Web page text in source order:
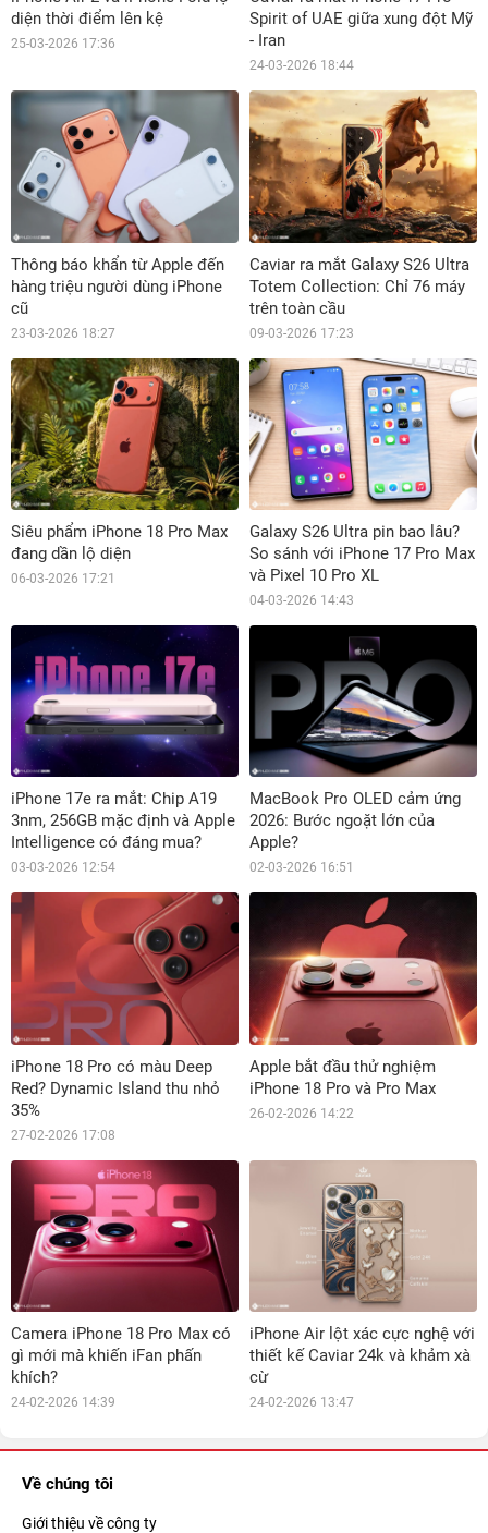
diện thời điểm lên kệ
25-03-2026 17:36
Spirit of UAE giữa xung đột Mỹ
- Iran
24-03-2026 18:44
Thông báo khẩn từ Apple đến
hàng triệu người dùng iPhone
cũ
23-03-2026 18:27
Caviar ra mắt Galaxy S26 Ultra
Totem Collection: Chỉ 76 máy
trên toàn cầu
09-03-2026 17:23
Siêu phẩm iPhone 18 Pro Max
đang dần lộ diện
06-03-2026 17:21
Galaxy S26 Ultra pin bao lâu?
So sánh với iPhone 17 Pro Max
và Pixel 10 Pro XL
04-03-2026 14:43
iPhone 17e ra mắt: Chip A19
3nm, 256GB mặc định và Apple
Intelligence có đáng mua?
03-03-2026 12:54
MacBook Pro OLED cảm ứng
2026: Bước ngoặt lớn của
Apple?
02-03-2026 16:51
iPhone 18 Pro có màu Deep
Red? Dynamic Island thu nhỏ
35%
27-02-2026 17:08
Apple bắt đầu thử nghiệm
iPhone 18 Pro và Pro Max
26-02-2026 14:22
Camera iPhone 18 Pro Max có
gì mới mà khiến iFan phấn
khích?
24-02-2026 14:39
iPhone Air lột xác cực nghệ với
thiết kế Caviar 24k và khảm xà
cừ
24-02-2026 13:47
Về chúng tôi
Giới thiệu về công ty